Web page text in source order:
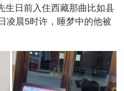
生日前入住西藏那曲比如县
凌晨5时许，睡梦中的他被